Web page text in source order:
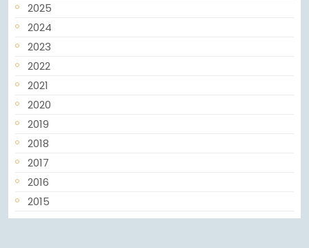
2025
2024
2023
2022
2021
2020
2019
2018
2017
2016
2015